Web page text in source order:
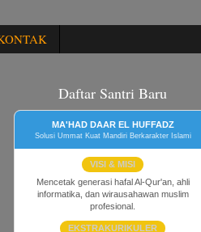
Daftar Santri Baru
MA'HAD DAAR EL HUFFADZ
Solusi Ummat Kuat Mandiri Berkarakter Islami
VISI & MISI
Mencetak generasi hafal Al-Qur'an, ahli
informatika, dan wirausahawan muslim
profesional.
EKSTRAKURIKULER